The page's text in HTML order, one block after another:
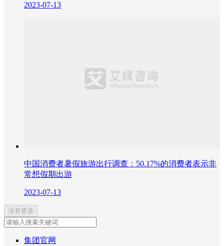
2023-07-13
中国消费者暑假旅游出行调查：50.17%的消费者表示非
常想假期出游
2023-07-13
没有更多
集团官网